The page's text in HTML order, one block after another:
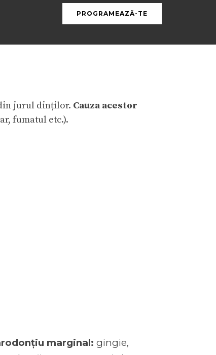
PROGRAMEAZĂ-TE
jurul dinților. Cauza acestor
fumatul etc.).
marginal: gingie,